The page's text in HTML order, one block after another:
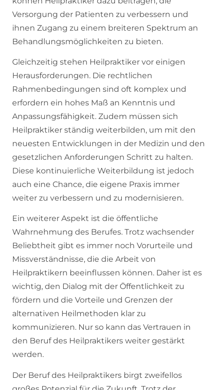
Versorgung der Patienten zu verbessern und
ihnen Zugang zu einem breiteren Spektrum an
Behandlungsmöglichkeiten zu bieten.
Gleichzeitig stehen Heilpraktiker vor einigen
Herausforderungen. Die rechtlichen
Rahmenbedingungen sind oft komplex und
erfordern ein hohes Maß an Kenntnis und
Anpassungsfähigkeit. Zudem müssen sich
Heilpraktiker ständig weiterbilden, um mit den
neuesten Entwicklungen in der Medizin und den
gesetzlichen Anforderungen Schritt zu halten.
Diese kontinuierliche Weiterbildung ist jedoch
auch eine Chance, die eigene Praxis immer
weiter zu verbessern und zu modernisieren.
Ein weiterer Aspekt ist die öffentliche
Wahrnehmung des Berufes. Trotz wachsender
Beliebtheit gibt es immer noch Vorurteile und
Missverständnisse, die die Arbeit von
Heilpraktikern beeinflussen können. Daher ist es
wichtig, den Dialog mit der Öffentlichkeit zu
fördern und die Vorteile und Grenzen der
alternativen Heilmethoden klar zu
kommunizieren. Nur so kann das Vertrauen in
den Beruf des Heilpraktikers weiter gestärkt
werden.
Der Beruf des Heilpraktikers birgt zweifellos